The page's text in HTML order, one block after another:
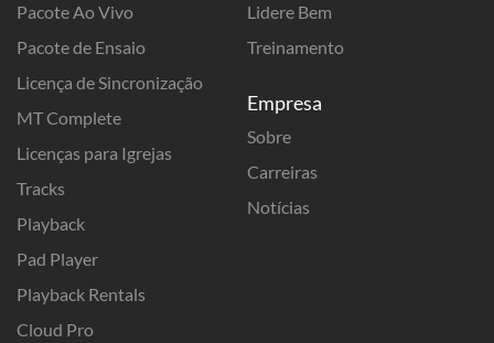
Pacote Ao Vivo
Pacote de Ensaio
Licença de Sincronização
MT Complete
Licenças para Igrejas
Tracks
Playback
Pad Player
Playback Rentals
Cloud Pro
Lidere Bem
Treinamento
Empresa
Sobre
Carreiras
Notícias